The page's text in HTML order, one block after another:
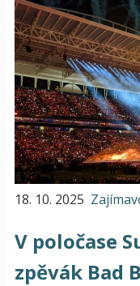
18. 10. 2025
V poločase
zpěvák Bad